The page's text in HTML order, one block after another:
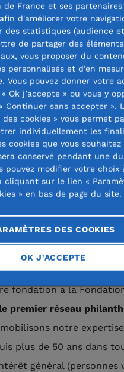
international –, qui
sa gouvernance
, tout en
de son activité
la volonté d’avoir un
société.
Fondation, fonds de
quelles différences ?
à la
fondation à la
le premier réseau
notre
plus de 50 ans dans
général (personnes
de France et ses
d'améliorer votre
des statistiques (audience et
de partager des
vous proposer du
personnalisés et d’en
Vous pouvez donner votre
Ok j’accepte » ou vous y
Continuer sans accepter ».
des cookies » vous permet
individuellement les
cookies que vous souhaitez
conservé pendant une
pouvez modifier votre choix
cliquant sur le lien «
» en bas de page du site.
DES COOKIES
OK J'ACCEPTE